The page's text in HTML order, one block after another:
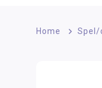
Home > Spel/